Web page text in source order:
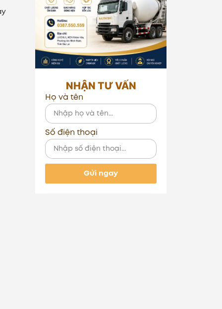
NHẬN TƯ VẤN
Họ và tên
Số điện thoại
Gửi ngay